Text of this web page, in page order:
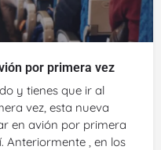
por primera vez
y tienes que ir al
vez, esta nueva
en avión por primera
Anteriormente , en los